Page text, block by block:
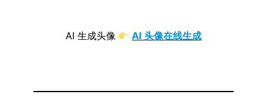
AI 生成头像 AI 头像在线生成